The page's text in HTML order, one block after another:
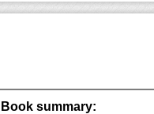
Book summary: